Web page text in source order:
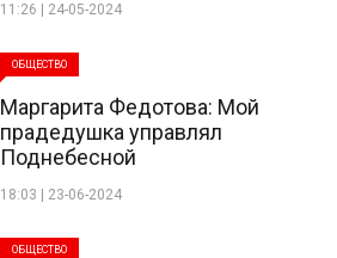
11:26 | 24-05-2024
ОБЩЕСТВО
Маргарита Федотова: Мой
прадедушка управлял
Поднебесной
18:03 | 23-06-2024
ОБЩЕСТВО